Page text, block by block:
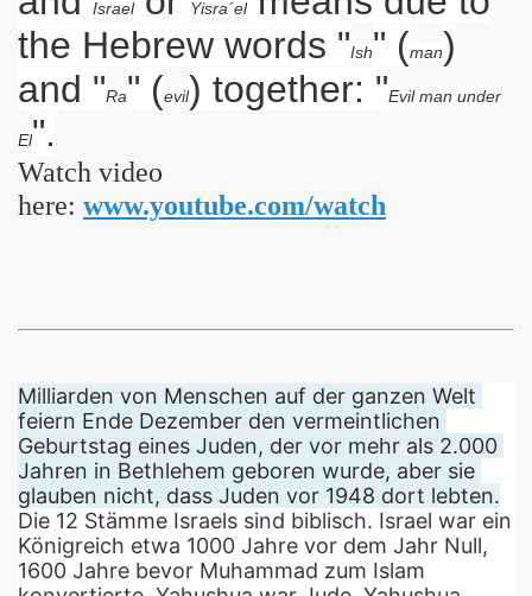
Israel Yisra´el
the Hebrew words "Ish" (man)
and "Ra" (evil) together: "Evil man under
El".
Watch video
here: www.youtube.com/watch
Milliarden von Menschen auf der ganzen Welt
feiern Ende Dezember den vermeintlichen
Geburtstag eines Juden, der vor mehr als 2.000
Jahren in Bethlehem geboren wurde, aber sie
glauben nicht, dass Juden vor 1948 dort lebten.
Die 12 Stämme Israels sind biblisch. Israel war ein
Königreich etwa 1000 Jahre vor dem Jahr Null,
1600 Jahre bevor Muhammad zum Islam
Prayer Beads
Schöpfung